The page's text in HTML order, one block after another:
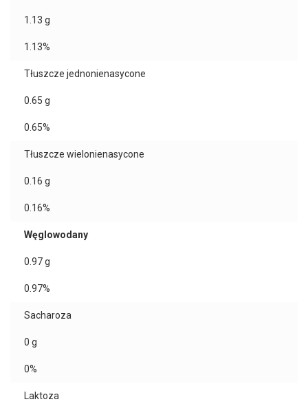
1.13 g
1.13%
Tłuszcze jednonienasycone
0.65 g
0.65%
Tłuszcze wielonienasycone
0.16 g
0.16%
Węglowodany
0.97g
0.97%
Sacharoza
0 g
0%
Laktoza